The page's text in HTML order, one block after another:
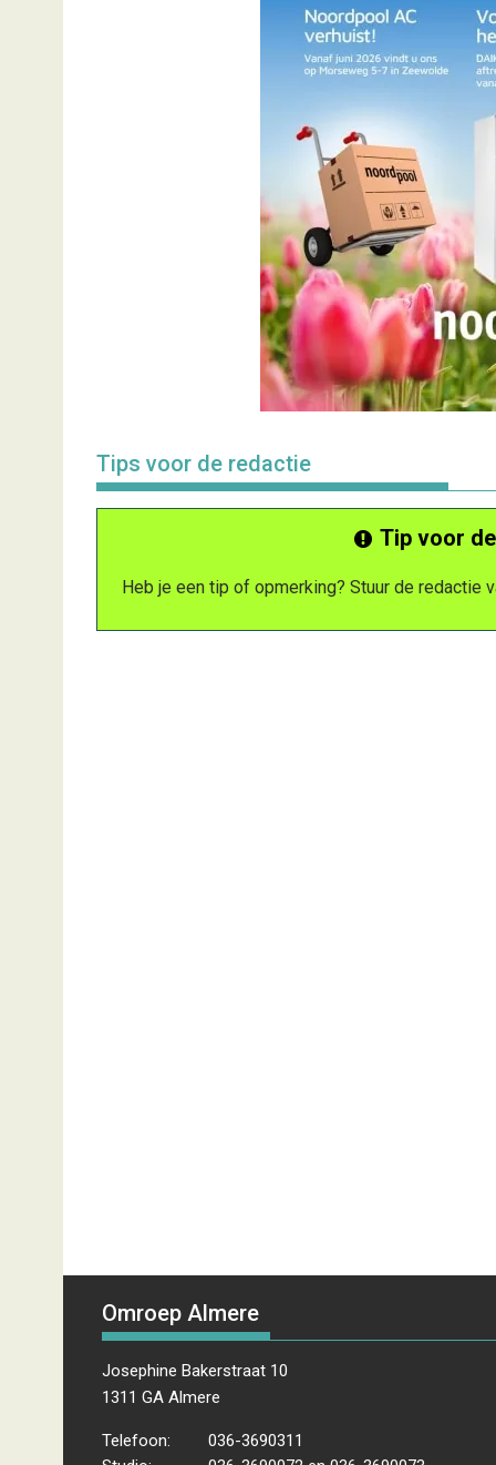
Tips voor de redactie
Tip voor
Heb je een tip of opmerking? Stuur de redactie
Omroep Almere
Josephine Bakerstraat 10
1311 GA Almere
Telefoon:
036-3690311